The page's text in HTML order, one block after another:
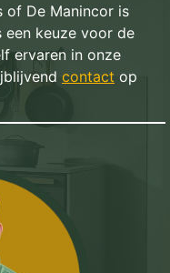
of De Manincor is
keuze voor de
ervaren in onze
contact op